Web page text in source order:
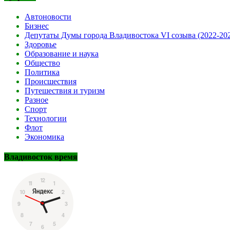
Автоновости
Бизнес
Депутаты Думы города Владивостока VI созыва (2022-
Здоровье
Образование и наука
Общество
Политика
Происшествия
Путешествия и туризм
Разное
Спорт
Технологии
Флот
Экономика
Владивосток время